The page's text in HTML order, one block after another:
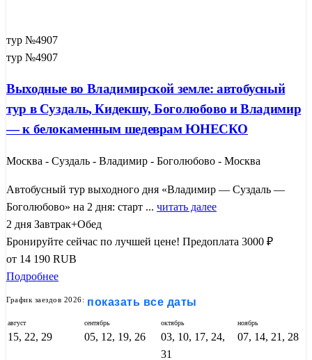
тур №4907
тур №4907
Выходные во Владимирской земле: автобусный
тур в Суздаль, Кидекшу, Боголюбово и Владимир
— к белокаменным шедеврам ЮНЕСКО
Москва - Суздаль - Владимир - Боголюбово - Москва
Автобусный тур выходного дня «Владимир — Суздаль —
Боголюбово» на 2 дня: старт ... читать далее
2 дня Завтрак+Обед
Бронируйте сейчас по лучшей цене! Предоплата 3000 ₽
от 14 190 RUB
Подробнее
График заездов 2026: показать все даты
август
15, 22, 29
сентябрь
05, 12, 19, 26
октябрь
03, 10, 17, 24,
31
ноябрь
07, 14, 21, 28